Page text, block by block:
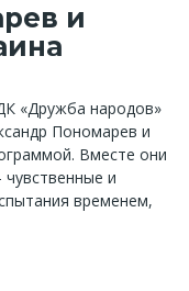
и
«Дружба народов»
Пономарев и
Вместе они
и
временем,